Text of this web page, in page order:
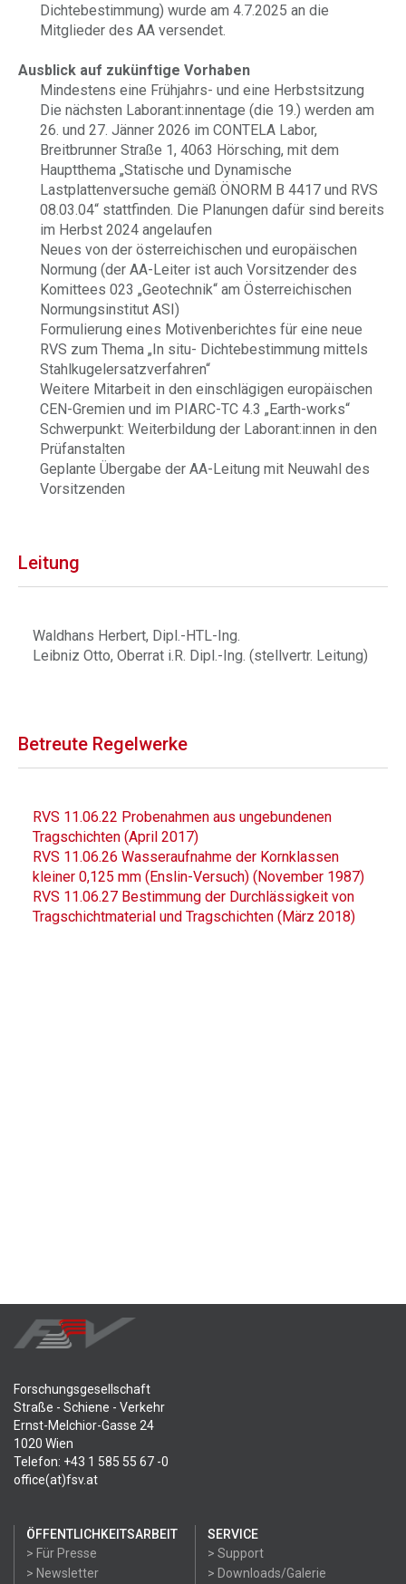
Dichtebestimmung) wurde am 4.7.2025 an die
Mitglieder des AA versendet.
Ausblick auf zukünftige Vorhaben
Mindestens eine Frühjahrs- und eine Herbstsitzung
Die nächsten Laborant:innentage (die 19.) werden am
26. und 27. Jänner 2026 im CONTELA Labor,
Breitbrunner Straße 1, 4063 Hörsching, mit dem
Hauptthema „Statische und Dynamische
Lastplattenversuche gemäß ÖNORM B 4417 und RVS
08.03.04“ stattfinden. Die Planungen dafür sind bereits
im Herbst 2024 angelaufen
Neues von der österreichischen und europäischen
Normung (der AA-Leiter ist auch Vorsitzender des
Komittees 023 „Geotechnik“ am Österreichischen
Normungsinstitut ASI)
Formulierung eines Motivenberichtes für eine neue
RVS zum Thema „In situ- Dichtebestimmung mittels
Stahlkugelersatzverfahren“
Weitere Mitarbeit in den einschlägigen europäischen
CEN-Gremien und im PIARC-TC 4.3 „Earth-works“
Schwerpunkt: Weiterbildung der Laborant:innen in den
Prüfanstalten
Geplante Übergabe der AA-Leitung mit Neuwahl des
Vorsitzenden
Leitung
Waldhans Herbert, Dipl.-HTL-Ing.
Leibniz Otto, Oberrat i.R. Dipl.-Ing. (stellvertr. Leitung)
Betreute Regelwerke
RVS 11.06.22 Probenahmen aus ungebundenen
Tragschichten (April 2017)
RVS 11.06.26 Wasseraufnahme der Kornklassen
kleiner 0,125 mm (Enslin-Versuch) (November 1987)
RVS 11.06.27 Bestimmung der Durchlässigkeit von
Tragschichtmaterial und Tragschichten (März 2018)
Forschungsgesellschaft
Straße - Schiene - Verkehr
Ernst-Melchior-Gasse 24
1020 Wien
Telefon: +43 1 585 55 67 -0
office(at)fsv.at
ÖFFENTLICHKEITSARBEIT
> Für Presse
> Newsletter
SERVICE
> Support
> Downloads/Galerie